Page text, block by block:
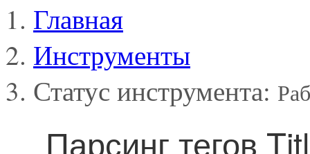
Главная
Инструменты
Статус инструмента:
Парсинг тегов